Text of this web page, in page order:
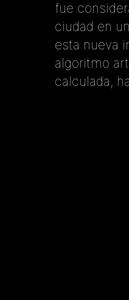
fue
ciudad en
esta nueva
algoritmo
calculada,